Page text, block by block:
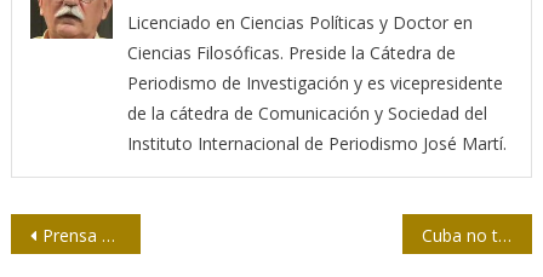
Licenciado en Ciencias Políticas y Doctor en
Ciencias Filosóficas. Preside la Cátedra de
Periodismo de Investigación y es vicepresidente
de la cátedra de Comunicación y Sociedad del
Instituto Internacional de Periodismo José Martí.
Navegación
Prensa avileña en cobertura del 1° de mayo Cuba no tiene tropas en Venezuela